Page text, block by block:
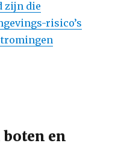
zijn die
risico’s
boten en